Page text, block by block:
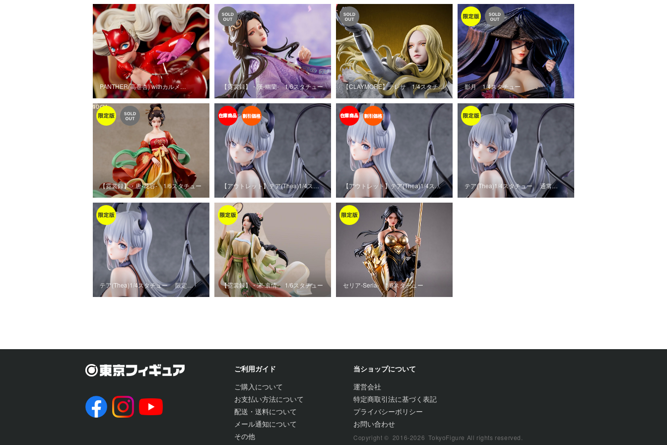
PANTHER(高巻杏) withカルメ… 【霓裳録】・漢‐幽蘭‐ 1/6スタチュー 【CLAYMORE】テレサ 1/4スタチ… 影月 1/4スタチュー
【霓裳録】・唐‐花容‐ 1/6スタチュー 【アウトレット】テア(Thea)1/4ス… 【アウトレット】テア(Thea)1/4ス… テア(Thea)1/4スタチュー 通常…
テア(Thea)1/4スタチュー 限定… 【霓裳録】・宋‐衷情‐ 1/6スタチュー セリア‐Seria‐ 1/6スタチュー
ご利用ガイド
ご購入について
お支払い方法について
配送・送料について
メール通知について
その他
当ショップについて
運営会社
特定商取引法に基づく表記
プライバシーポリシー
お問い合わせ
Copyright © 2016-2026 TokyoFigure All rights reserved.